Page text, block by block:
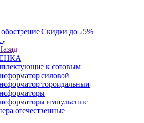
Скидки до 25%
к сотовым
силовой
тороидальный
импульсные
отечественные